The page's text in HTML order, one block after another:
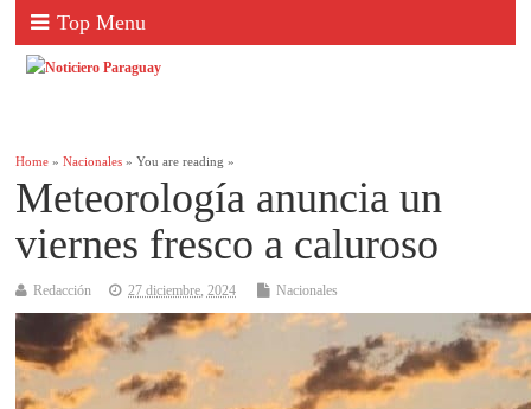
Top Menu
Home »Nacionales » You are reading »
Meteorología anuncia un
viernes fresco a caluroso
Redacción 27 diciembre, 2024 Nacionales